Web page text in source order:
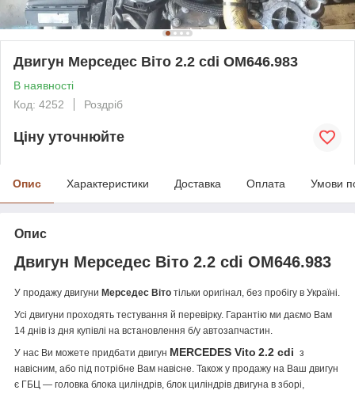
Двигун Мерседес Віто 2.2 cdi OM646.983
В наявності
Код: 4252
Роздріб
Ціну уточнюйте
Опис Характеристики Доставка Оплата Умови
Опис
Двигун Мерседес Віто 2.2 cdi OM646.983
У продажу двигуни Мерседес Віто тільки оригінал, без пробігу в Україні.
Усі двигуни проходять тестування й перевірку. Гарантію ми даємо Вам
14 днів із дня купівлі на встановлення б/у автозапчастин.
У нас Ви можете придбати двигун MERCEDES Vito 2.2 cdi з
навісним, або під потрібне Вам навісне. Також у продажу на Ваш двигун
є ГБЦ — головка блока циліндрів, блок циліндрів двигуна в зборі,